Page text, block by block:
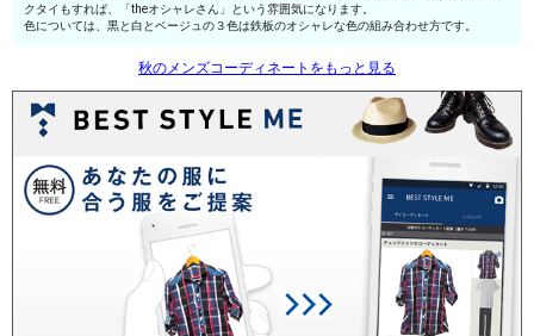
クタイもすれば、「theオシャレさん」という雰囲気になります。
色については、黒と白とベージュの３色は鉄板のオシャレな色の組み合わせ方です。
秋のメンズコーディネートをもっと見る